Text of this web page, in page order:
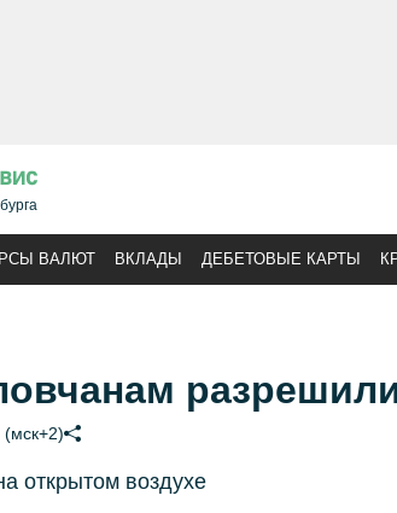
ВАЛЮТ ВКЛАДЫ ДЕБЕТОВЫЕ КАРТЫ
открытом воздухе